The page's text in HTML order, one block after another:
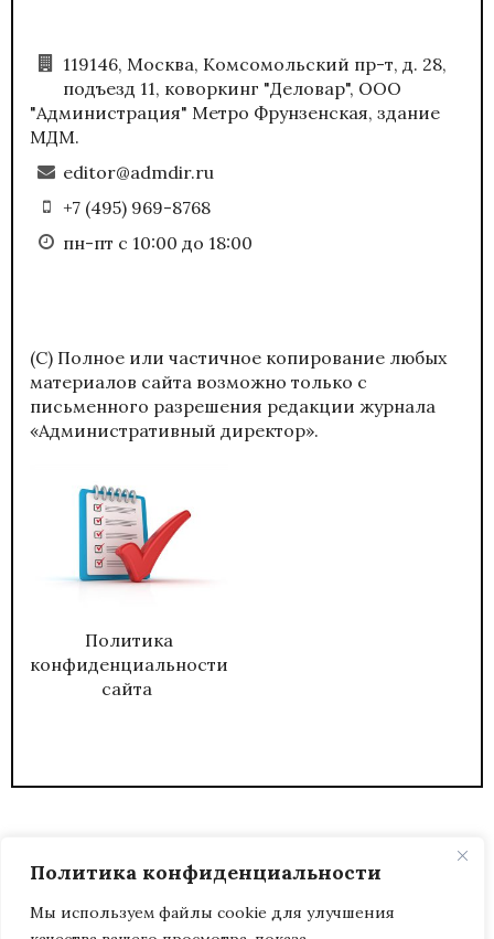
Политика конфиденциальности
Мы используем файлы cookie для улучшения
119146, Москва, Комсомольский пр-т, д. 28,
подъезд 11, коворкинг "Деловар", ООО
"Администрация" Метро Фрунзенская, здание
МДМ.
editor@admdir.ru
+7 (495) 969-8768
пн-пт с 10:00 до 18:00
(С) Полное или частичное копирование любых
материалов сайта возможно только с
письменного разрешения редакции журнала
«Административный директор».
Политика
конфиденциальности
сайта